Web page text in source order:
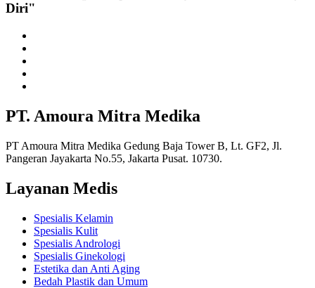
Diri"
PT. Amoura Mitra Medika
PT Amoura Mitra Medika Gedung Baja Tower B, Lt. GF2, Jl.
Pangeran Jayakarta No.55, Jakarta Pusat. 10730.
Layanan Medis
Spesialis Kelamin
Spesialis Kulit
Spesialis Andrologi
Spesialis Ginekologi
Estetika dan Anti Aging
Bedah Plastik dan Umum